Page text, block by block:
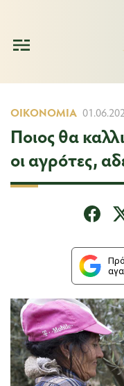
ΟΙΚΟΝΟΜΊΑ
Ποιος θα
οι αγρότες,